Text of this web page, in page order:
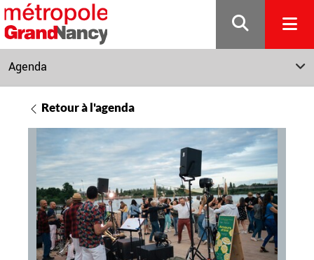
Gestion de vos préférences sur les cookies
Agenda
Retour à l'agenda